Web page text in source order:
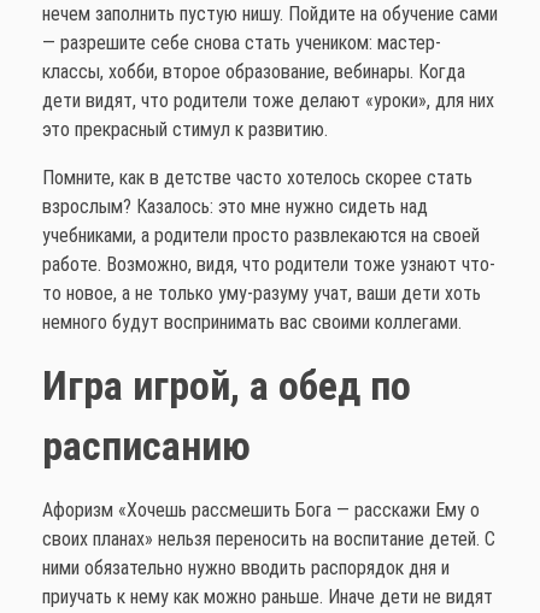
нечем заполнить пустую нишу. Пойдите на обучение сами
— разрешите себе снова стать учеником: мастер-
классы, хобби, второе образование, вебинары. Когда
дети видят, что родители тоже делают «уроки», для них
это прекрасный стимул к развитию.
Помните, как в детстве часто хотелось скорее стать
взрослым? Казалось: это мне нужно сидеть над
учебниками, а родители просто развлекаются на своей
работе. Возможно, видя, что родители тоже узнают что-
то новое, а не только уму-разуму учат, ваши дети хоть
немного будут воспринимать вас своими коллегами.
Игра игрой, а обед по
расписанию
Афоризм «Хочешь рассмешить Бога — расскажи Ему о
своих планах» нельзя переносить на воспитание детей. С
ними обязательно нужно вводить распорядок дня и
приучать к нему как можно раньше. Иначе дети не видят